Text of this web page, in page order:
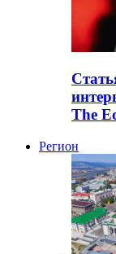
The
Регион